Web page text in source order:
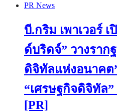
PR News
บี.กริม เพาเวอร์
ด์บริดจ์” วางราก
ดิจิทัลแห่งอนาคต
“เศรษฐกิจดิจิทัล
[PR]